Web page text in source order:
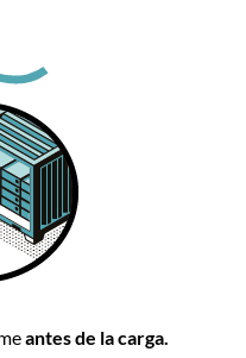
antes de la carga.